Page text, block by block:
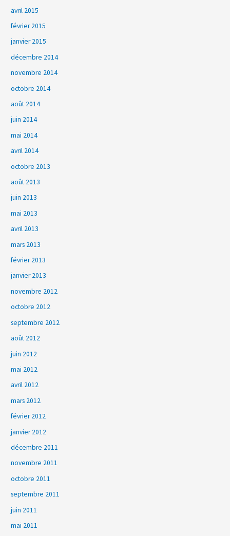
avril 2015
février 2015
janvier 2015
décembre 2014
novembre 2014
octobre 2014
août 2014
juin 2014
mai 2014
avril 2014
octobre 2013
août 2013
juin 2013
mai 2013
avril 2013
mars 2013
février 2013
janvier 2013
novembre 2012
octobre 2012
septembre 2012
août 2012
juin 2012
mai 2012
avril 2012
mars 2012
février 2012
janvier 2012
décembre 2011
novembre 2011
octobre 2011
septembre 2011
juin 2011
mai 2011